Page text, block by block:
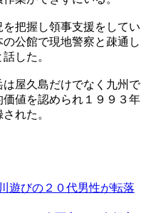
把握し領事支援をしてい
公館で現地警察と疎通し
した。
屋久島だけでなく九州で
値を認められ１９９３年
れた。
遊びの２０代男性が転落